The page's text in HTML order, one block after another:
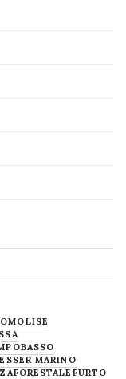
MARINO
FORESTALE FURTO